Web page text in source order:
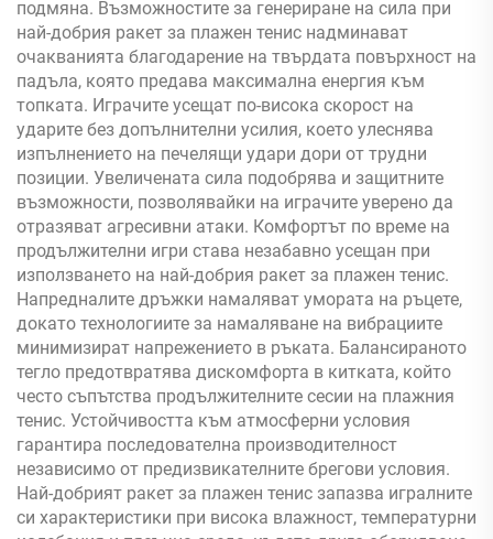
подмяна. Възможностите за генериране на сила при
най-добрия ракет за плажен тенис надминават
очакванията благодарение на твърдата повърхност на
падъла, която предава максимална енергия към
топката. Играчите усещат по-висока скорост на
ударите без допълнителни усилия, което улеснява
изпълнението на печелящи удари дори от трудни
позиции. Увеличената сила подобрява и защитните
възможности, позволявайки на играчите уверено да
отразяват агресивни атаки. Комфортът по време на
продължителни игри става незабавно усещан при
използването на най-добрия ракет за плажен тенис.
Напредналите дръжки намаляват умората на ръцете,
докато технологиите за намаляване на вибрациите
минимизират напрежението в ръката. Балансираното
тегло предотвратява дискомфорта в китката, който
често съпътства продължителните сесии на плажния
тенис. Устойчивостта към атмосферни условия
гарантира последователна производителност
независимо от предизвикателните брегови условия.
Най-добрият ракет за плажен тенис запазва игралните
си характеристики при висока влажност, температурни